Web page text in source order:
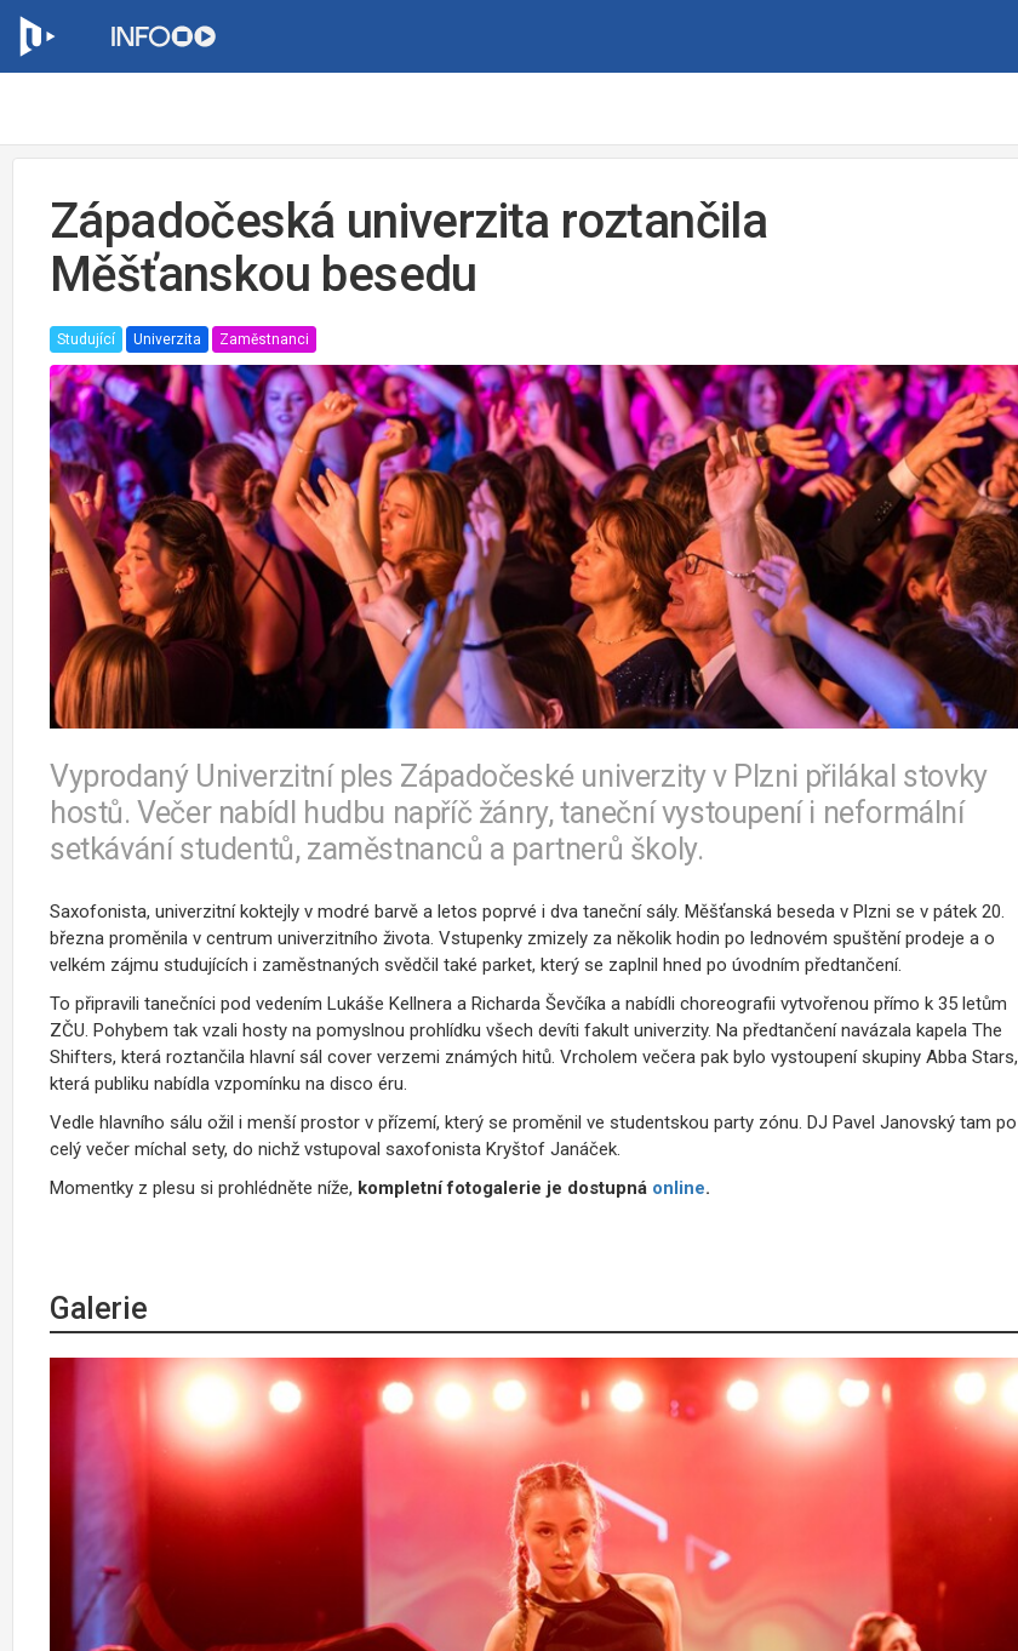
Západočeská univerzita roztančila
Měšťanskou besedu
Studující Univerzita Zaměstnanci
Vyprodaný Univerzitní ples Západočeské univerzity v Plzni přilákal stovky
hostů. Večer nabídl hudbu napříč žánry, taneční vystoupení i neformální
setkávání studentů, zaměstnanců a partnerů školy.
Saxofonista, univerzitní koktejly v modré barvě a letos poprvé i dva taneční sály. Měšťanská beseda v Plzni se v pátek 20.
března proměnila v centrum univerzitního života. Vstupenky zmizely za několik hodin po lednovém spuštění prodeje a o
velkém zájmu studujících i zaměstnaných svědčil také parket, který se zaplnil hned po úvodním předtančení.
To připravili tanečníci pod vedením Lukáše Kellnera a Richarda Ševčíka a nabídli choreografii vytvořenou přímo k 35 letům
ZČU. Pohybem tak vzali hosty na pomyslnou prohlídku všech devíti fakult univerzity. Na předtančení navázala kapela The
Shifters, která roztančila hlavní sál cover verzemi známých hitů. Vrcholem večera pak bylo vystoupení skupiny Abba Stars,
která publiku nabídla vzpomínku na disco éru.
Vedle hlavního sálu ožil i menší prostor v přízemí, který se proměnil ve studentskou party zónu. DJ Pavel Janovský tam po
celý večer míchal sety, do nichž vstupoval saxofonista Kryštof Janáček.
Momentky z plesu si prohlédněte níže, kompletní fotogalerie je dostupná online.
Galerie